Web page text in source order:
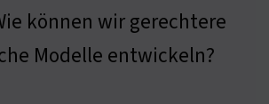
können wir gerechtere
Modelle entwickeln?